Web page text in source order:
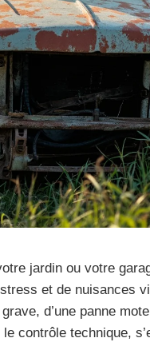
jardin ou votre
et de nuisances
d’une panne
contrôle technique,